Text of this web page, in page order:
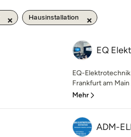
Hausinstallation
EQ
EQ-
Frankfurt am
Mehr
ADM-